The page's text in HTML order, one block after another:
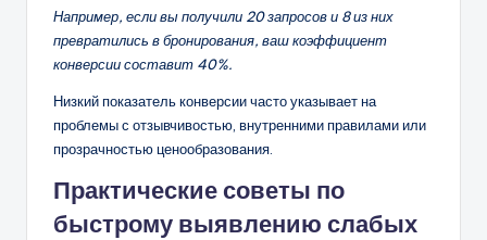
Например, если вы получили 20 запросов и 8 из них
превратились в бронирования, ваш коэффициент
конверсии составит 40%.
Низкий показатель конверсии часто указывает на
проблемы с отзывчивостью, внутренними правилами или
прозрачностью ценообразования.
Практические советы по
быстрому выявлению слабых